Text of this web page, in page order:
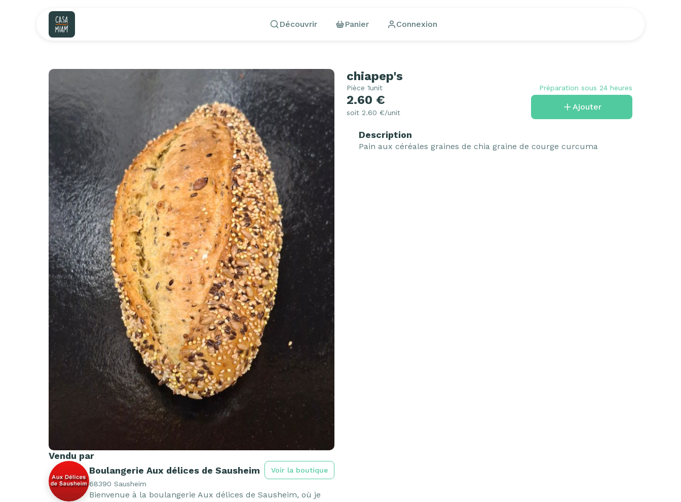
Découvrir Panier Connexion
Vendu par
Boulangerie Aux délices de Sausheim
Voir la boutique
68390 Sausheim
Bienvenue à la boulangerie Aux délices de Sausheim, où je
chiapep's
Pièce 1unit Préparation sous 24 heures
2.60 €
soit 2.60 €/unit
Ajouter
Description
Pain aux céréales graines de chia graine de courge curcuma